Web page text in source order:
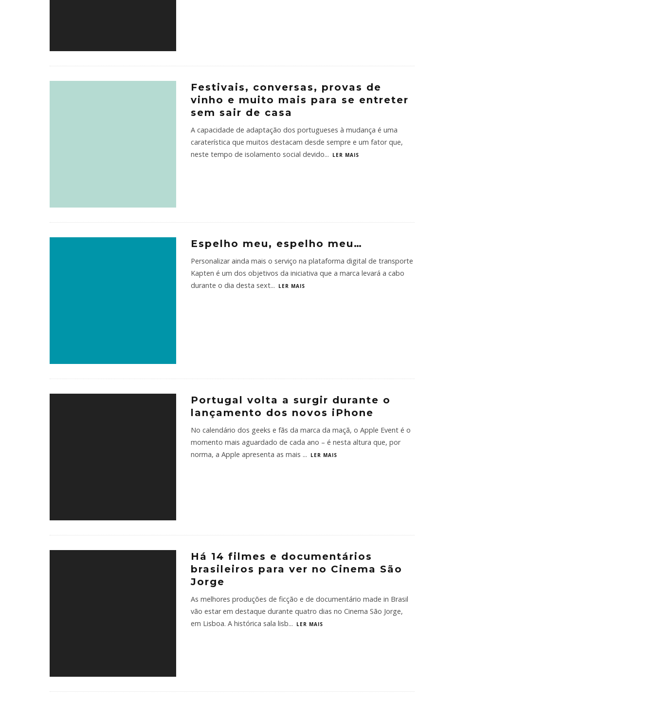
Festivais, conversas, provas de
vinho e muito mais para se entreter
sem sair de casa
A capacidade de adaptação dos portugueses à mudança é uma
caraterística que muitos destacam desde sempre e um fator que,
neste tempo de isolamento social devido... LER MAIS
Espelho meu, espelho meu…
Personalizar ainda mais o serviço na plataforma digital de transporte
Kapten é um dos objetivos da iniciativa que a marca levará a cabo
durante o dia desta sext... LER MAIS
Portugal volta a surgir durante o
lançamento dos novos iPhone
No calendário dos geeks e fãs da marca da maçã, o Apple Event é o
momento mais aguardado de cada ano – é nesta altura que, por
norma, a Apple apresenta as mais ... LER MAIS
Há 14 filmes e documentários
brasileiros para ver no Cinema São
Jorge
As melhores produções de ficção e de documentário made in Brasil
vão estar em destaque durante quatro dias no Cinema São Jorge,
em Lisboa. A histórica sala lisb... LER MAIS